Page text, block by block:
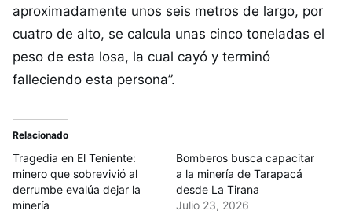
aproximadamente unos seis metros de largo, por
cuatro de alto, se calcula unas cinco toneladas el
peso de esta losa, la cual cayó y terminó
falleciendo esta persona”.
Relacionado
Tragedia en El Teniente:
minero que sobrevivió al
derrumbe evalúa dejar la
minería
Bomberos busca capacitar
a la minería de Tarapacá
desde La Tirana
Julio 23, 2026